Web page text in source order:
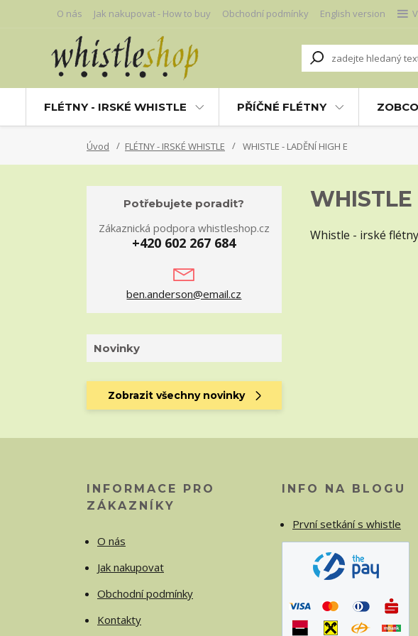
O nás Jak nakupovat - How to buy Obchodní podmínky English version
FLÉTNY - IRSKÉ WHISTLE PŘÍČNÉ FLÉTNY
Úvod FLÉTNY - IRSKÉ WHISTLE WHISTLE - LADĚNÍ HIGH E
WHISTLE
Whistle - irské
Potřebujete poradit?
Zákaznická podpora whistleshop.cz
+420 602 267 684
ben.anderson@email.cz
Novinky
Zobrazit všechny novinky
INFORMACE PRO
ZÁKAZNÍKY
O nás
Jak nakupovat
Obchodní podmínky
Kontakty
INFO NA BLOGU
První setkání s whistle